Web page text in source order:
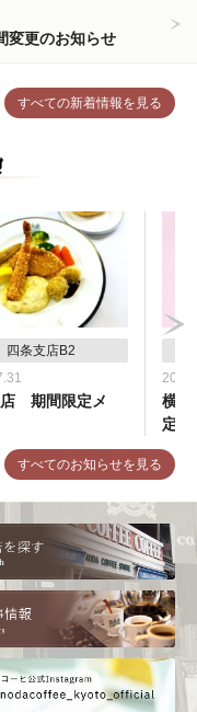
すべての新着情報を見る
変更のお知らせ
すべてのお知らせを見る
四条支店B2
店 期間限定メ
横
定メ